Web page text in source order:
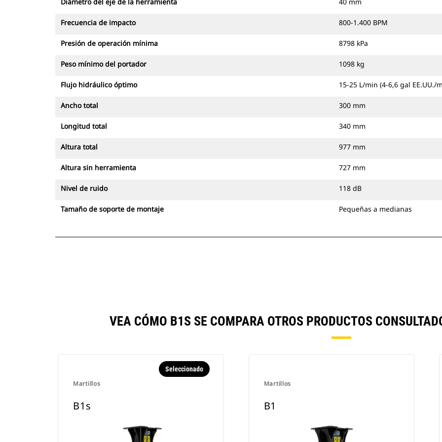
Frecuencia de impacto 800-1.400 BPM
Presión de operación mínima 8798 kPa
Peso mínimo del portador 1098 kg
Flujo hidráulico óptimo 15-25 L/min (4-6,6 gal EE.UU./
Ancho total 300 mm
Longitud total 340 mm
Altura total 977 mm
Altura sin herramienta 727 mm
Nivel de ruido 118 dB
Tamaño de soporte de montaje Pequeñas a medianas
VEA CÓMO B1S SE COMPARA OTROS PRODUCTOS
Martillos
Seleccionado
B1s
Martillos
B1